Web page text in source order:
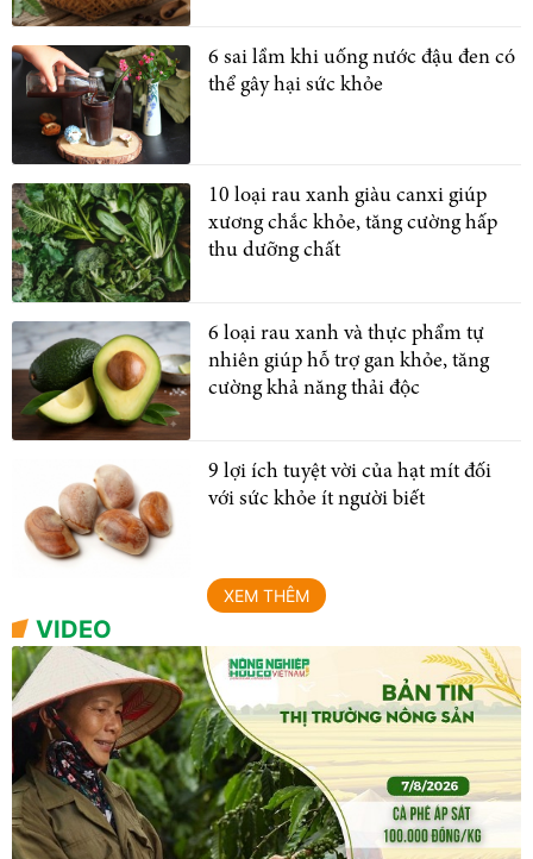
6 sai lầm khi uống nước đậu đen có
thể gây hại sức khỏe
10 loại rau xanh giàu canxi giúp
xương chắc khỏe, tăng cường hấp
thu dưỡng chất
6 loại rau xanh và thực phẩm tự
nhiên giúp hỗ trợ gan khỏe, tăng
cường khả năng thải độc
9 lợi ích tuyệt vời của hạt mít đối
với sức khỏe ít người biết
XEM THÊM
VIDEO